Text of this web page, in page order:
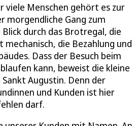
viele Menschen gehört es zur
morgendliche Gang zum
Blick durch das Brotregal, die
die Bezahlung und
Dass der Besuch beim
kann, beweist die kleine
Augustin. Denn der
und Kunden ist hier
darf.